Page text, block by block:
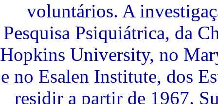
voluntários. A
Pesquisa Psiquiátrica, da
Hopkins University, no
e no Esalen Institute, dos
residir a partir de 1967.